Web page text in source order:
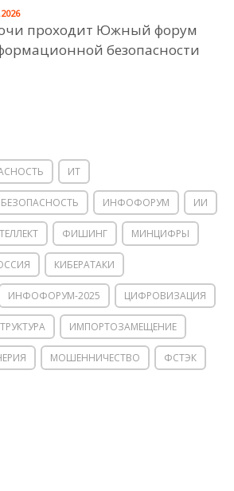
проходит Южный форум
безопасности
ИТ
ИНФОФОРУМ ИИ
ФИШИНГ МИНЦИФРЫ
КИБЕРАТАКИ
ИНФОФОРУМ-2025 ЦИФРОВИЗАЦИЯ
ИМПОРТОЗАМЕЩЕНИЕ
МОШЕННИЧЕСТВО ФСТЭК